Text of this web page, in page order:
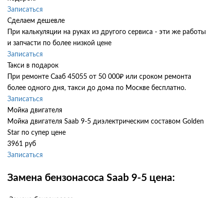
Записаться
Сделаем дешевле
При калькуляции на руках из другого сервиса - эти же работы
и запчасти по более низкой цене
Записаться
Такси в подарок
При ремонте Сааб 45055 от 50 000₽ или сроком ремонта
более одного дня, такси до дома по Москве бесплатно.
Записаться
Мойка двигателя
Мойка двигателя Saab 9-5 диэлектрическим составом Golden
Star по супер цене
3961 руб
Записаться
Замена бензонасоса Saab 9-5 цена: